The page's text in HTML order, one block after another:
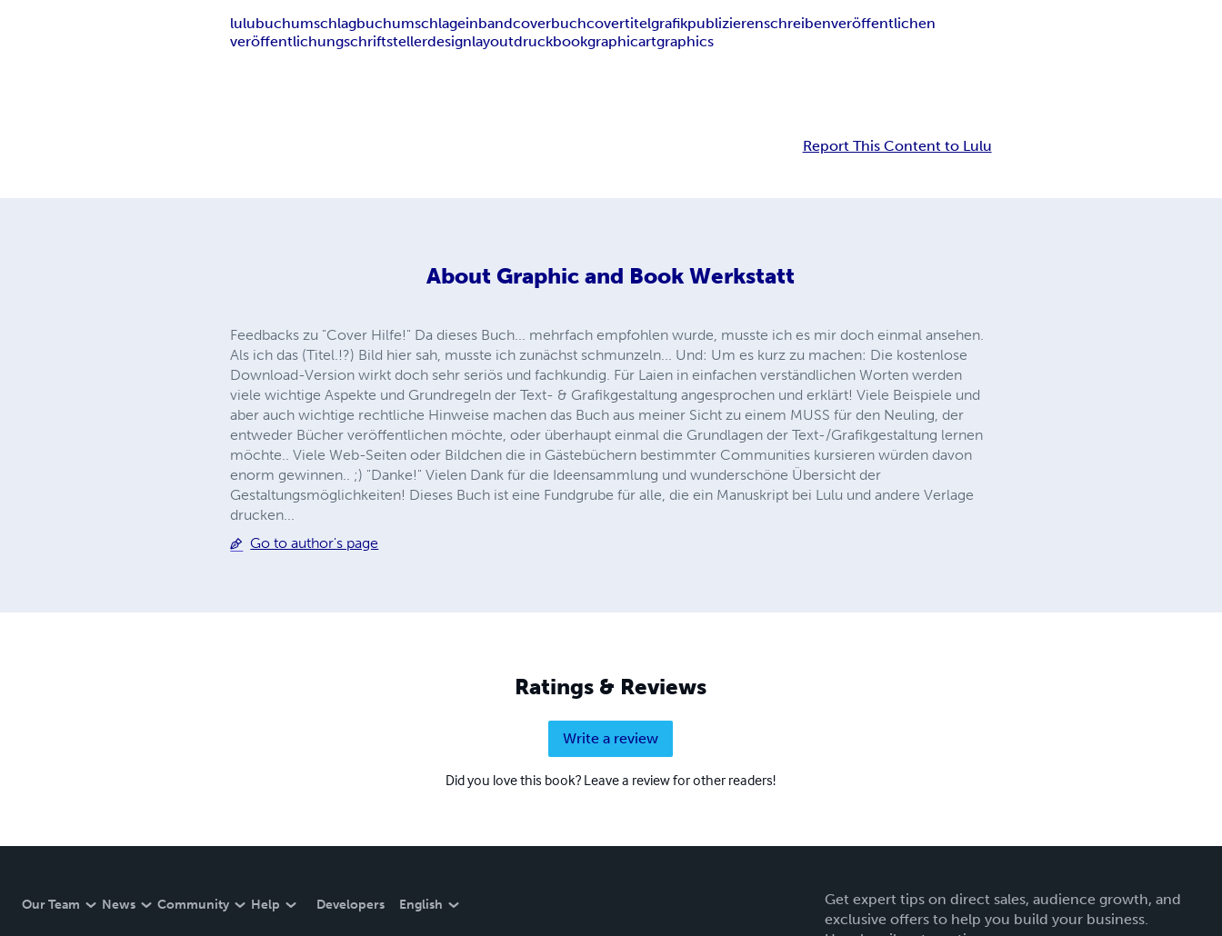
lulubuchumschlagbuchumschlageinbandcoverbuchcovertitelgrafikpublizierenschreibenveröffentlichen
veröffentlichungschriftstellerdesignlayoutdruckbookgraphicartgraphics
Report This Content to Lulu
About Graphic and Book Werkstatt
Feedbacks zu "Cover Hilfe!" Da dieses Buch... mehrfach empfohlen wurde, musste ich es mir doch einmal ansehen.
Als ich das (Titel.!?) Bild hier sah, musste ich zunächst schmunzeln... Und: Um es kurz zu machen: Die kostenlose
Download-Version wirkt doch sehr seriös und fachkundig. Für Laien in einfachen verständlichen Worten werden
viele wichtige Aspekte und Grundregeln der Text- & Grafikgestaltung angesprochen und erklärt! Viele Beispiele und
aber auch wichtige rechtliche Hinweise machen das Buch aus meiner Sicht zu einem MUSS für den Neuling, der
entweder Bücher veröffentlichen möchte, oder überhaupt einmal die Grundlagen der Text-/Grafikgestaltung lernen
möchte.. Viele Web-Seiten oder Bildchen die in Gästebüchern bestimmter Communities kursieren würden davon
enorm gewinnen.. ;) "Danke!" Vielen Dank für die Ideensammlung und wunderschöne Übersicht der
Gestaltungsmöglichkeiten! Dieses Buch ist eine Fundgrube für alle, die ein Manuskript bei Lulu und andere Verlage
drucken...
Go to author's page
Ratings & Reviews
Write a review
Did you love this book? Leave a review for other readers!
Our Team News Community Help Developers English
Get expert tips on direct sales, audience growth, and
exclusive offers to help you build your business.